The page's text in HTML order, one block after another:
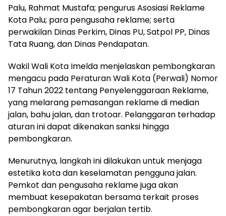
Palu, Rahmat Mustafa; pengurus Asosiasi Reklame
Kota Palu; para pengusaha reklame; serta
perwakilan Dinas Perkim, Dinas PU, Satpol PP, Dinas
Tata Ruang, dan Dinas Pendapatan.
Wakil Wali Kota Imelda menjelaskan pembongkaran
mengacu pada Peraturan Wali Kota (Perwali) Nomor
17 Tahun 2022 tentang Penyelenggaraan Reklame,
yang melarang pemasangan reklame di median
jalan, bahu jalan, dan trotoar. Pelanggaran terhadap
aturan ini dapat dikenakan sanksi hingga
pembongkaran.
Menurutnya, langkah ini dilakukan untuk menjaga
estetika kota dan keselamatan pengguna jalan.
Pemkot dan pengusaha reklame juga akan
membuat kesepakatan bersama terkait proses
pembongkaran agar berjalan tertib.